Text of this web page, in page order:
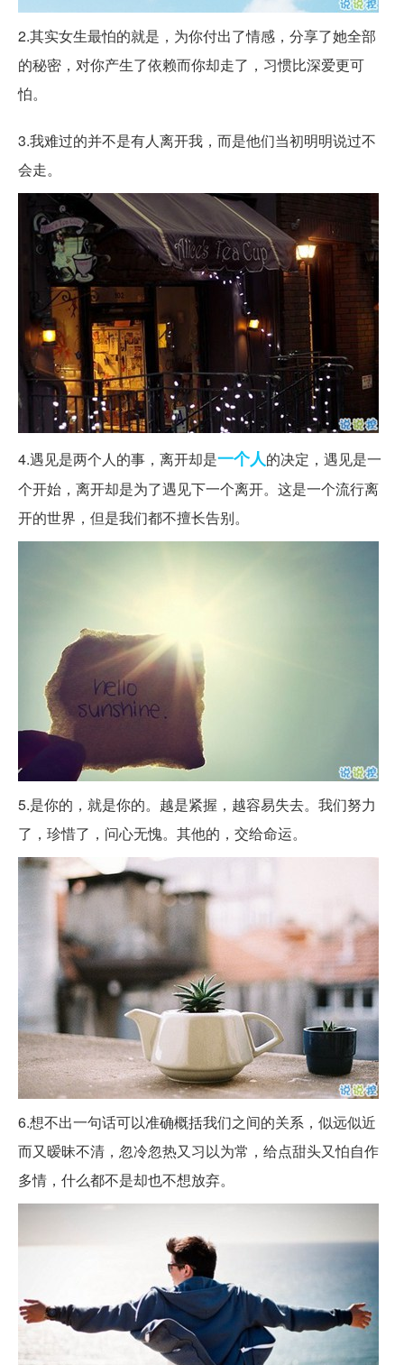
2.其实女生最怕的就是，为你付出了情感，分享了她全部
的秘密，对你产生了依赖而你却走了，习惯比深爱更可
怕。
3.我难过的并不是有人离开我，而是他们当初明明说过不
会走。
4.遇见是两个人的事，离开却是一个人的决定，遇见是一
个开始，离开却是为了遇见下一个离开。这是一个流行离
开的世界，但是我们都不擅长告别。 ​​​​
5.是你的，就是你的。越是紧握，越容易失去。我们努力
了，珍惜了，问心无愧。其他的，交给命运。 ​​​​
6.想不出一句话可以准确概括我们之间的关系，似远似近
而又暧昧不清，忽冷忽热又习以为常，给点甜头又怕自作
多情，什么都不是却也不想放弃。 ​​​​